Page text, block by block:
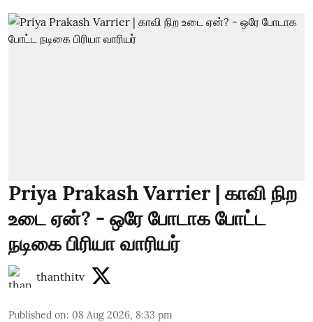
Priya Prakash Varrier | காவி நிற
உடை ஏன்? - ஒரே போடாக போட்ட
நடிகை பிரியா வாரியர்
thanthitv
Published on: 08 Aug 2026, 8:33 pm